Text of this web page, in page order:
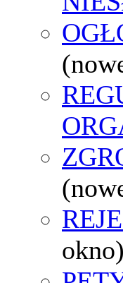
okno)